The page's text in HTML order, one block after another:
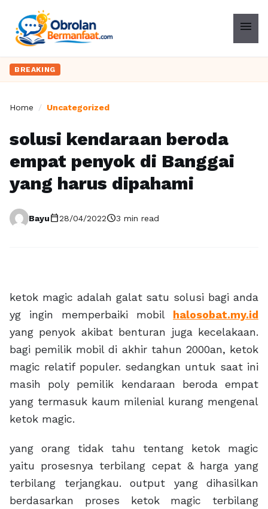
menu
BREAKING
Home / Uncategorized
solusi kendaraan beroda
empat penyok di Banggai
yang harus dipahami
Bayucalendar_today28/04/2022schedule3 min read
ketok magic adalah galat satu solusi bagi anda
yg ingin memperbaiki mobil halosobat.my.id
yang penyok akibat benturan juga kecelakaan.
bagi pemilik mobil di akhir tahun 2000an, ketok
magic relatif populer. sedangkan untuk saat ini
masih poly pemilik kendaraan beroda empat
yang termasuk kaum milenial kurang mengenal
ketok magic.
yang orang tidak tahu tentang ketok magic
yaitu prosesnya terbilang cepat & harga yang
terbilang terjangkau. output yang dihasilkan
berdasarkan proses ketok magic terbilang